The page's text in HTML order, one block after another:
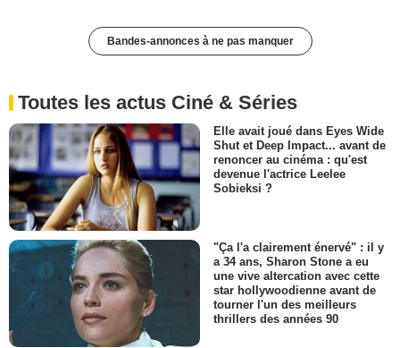
Bandes-annonces à ne pas manquer
Toutes les actus Ciné & Séries
Elle avait joué dans Eyes Wide
Shut et Deep Impact... avant de
renoncer au cinéma : qu'est
devenue l'actrice Leelee
Sobieksi ?
"Ça l'a clairement énervé" : il y
a 34 ans, Sharon Stone a eu
une vive altercation avec cette
star hollywoodienne avant de
tourner l'un des meilleurs
thrillers des années 90